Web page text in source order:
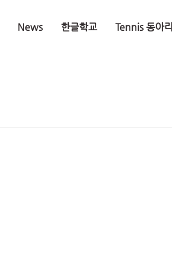
News 한글학교 Tennis 동아리